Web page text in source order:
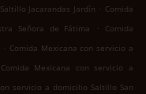
Jacarandas Jardín . Comida
Señora de Fátima
.
Comida
. Comida Mexicana con servicio a
Comida Mexicana con servicio a
servicio a domicilio Saltillo San